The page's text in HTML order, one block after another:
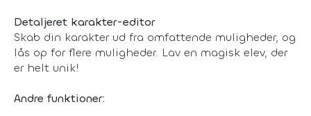
Detaljeret karakter-editor
Skab din karakter ud fra omfattende muligheder, og
lås op for flere muligheder. Lav en magisk elev, der
er helt unik!
Andre funktioner: